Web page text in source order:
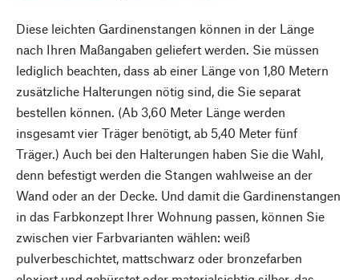
Diese leichten Gardinenstangen können in der Länge
nach Ihren Maßangaben geliefert werden. Sie müssen
lediglich beachten, dass ab einer Länge von 1,80 Metern
zusätzliche Halterungen nötig sind, die Sie separat
bestellen können. (Ab 3,60 Meter Länge werden
insgesamt vier Träger benötigt, ab 5,40 Meter fünf
Träger.) Auch bei den Halterungen haben Sie die Wahl,
denn befestigt werden die Stangen wahlweise an der
Wand oder an der Decke. Und damit die Gardinenstangen
in das Farbkonzept Ihrer Wohnung passen, können Sie
zwischen vier Farbvarianten wählen: weiß
pulverbeschichtet, mattschwarz oder bronzefarben